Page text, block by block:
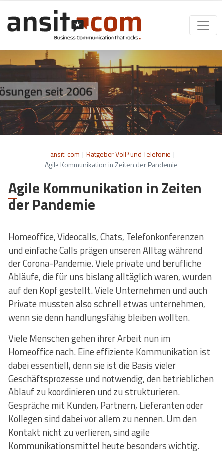
ansit-com | Ratgeber VoIP und Telefonie |
Agile Kommunikation in Zeiten der Pandemie
Agile Kommunikation in Zeiten
der Pandemie
Homeoffice, Videocalls, Chats, Telefonkonferenzen
und einfache Calls prägen unseren Alltag während
der Corona-Pandemie. Viele private und berufliche
Abläufe, die für uns bislang alltäglich waren, wurden
auf den Kopf gestellt. Viele Unternehmen und auch
Private mussten also schnell etwas unternehmen,
wenn sie denn handlungsfähig bleiben wollten.
Viele Menschen gehen ihrer Arbeit nun im
Homeoffice nach. Eine effiziente Kommunikation ist
dabei essentiell, denn sie ist die Basis vieler
Geschäftsprozesse und notwendig, den betrieblichen
Ablauf zu koordinieren und zu strukturieren.
Gespräche mit Kunden, Partnern, Lieferanten oder
Kollegen sind dabei vor allem zu nennen. Um den
Kontakt nicht zu verlieren, sind agile
Kommunikationsmittel heute besonders wichtig.